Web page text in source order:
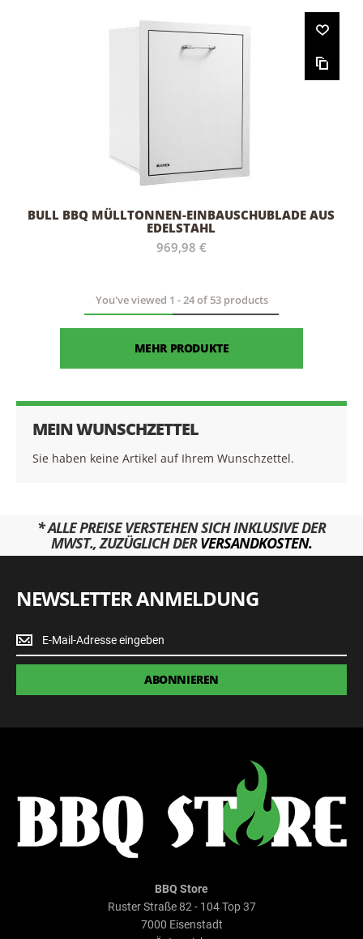
BULL BBQ MÜLLTONNEN-EINBAUSCHUBLADE AUS
EDELSTAHL
969,98 €
You've viewed 1 -24of 53products
MEHR PRODUKTE
MEIN WUNSCHZETTEL
Sie haben keine Artikel auf Ihrem Wunschzettel.
* ALLE PREISE VERSTEHEN SICH INKLUSIVE DER
MWST., ZUZÜGLICH DERVERSANDKOSTEN.
NEWSLETTER ANMELDUNG
Newsletter
Anmeldung
ABONNIEREN
BBQ Store
Ruster Straße 82 - 104 Top 37
7000 Eisenstadt